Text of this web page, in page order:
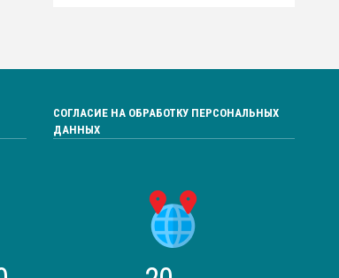
СОГЛАСИЕ НА ОБРАБОТКУ ПЕРСОНАЛЬНЫХ
ДАННЫХ